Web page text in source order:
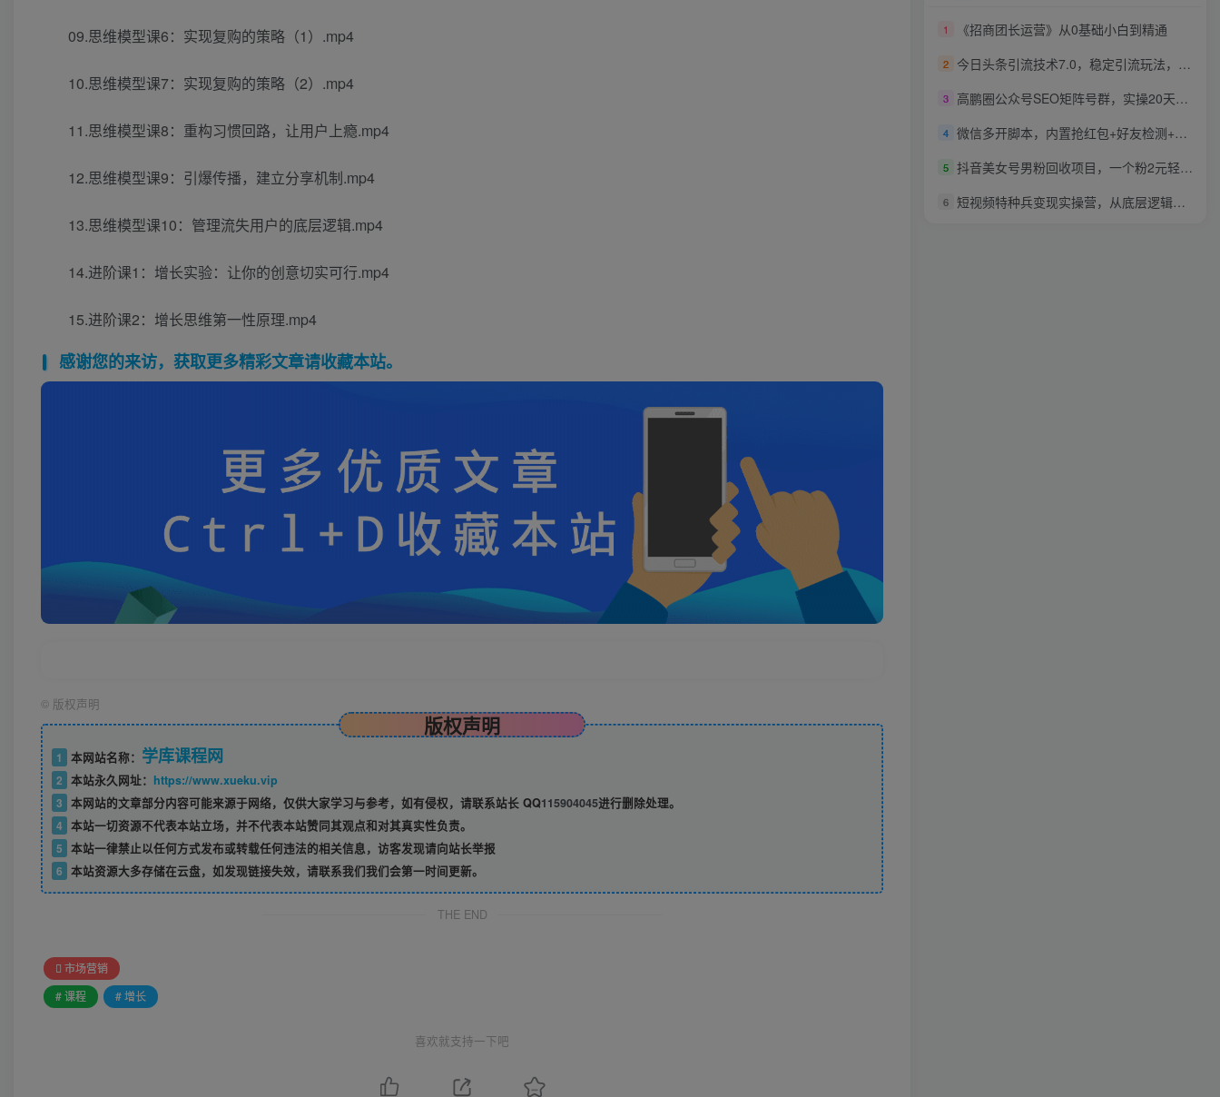
09.思维模型课6：实现复购的策略（1）.mp4
10.思维模型课7：实现复购的策略（2）.mp4
11.思维模型课8：重构习惯回路，让用户上瘾.mp4
12.思维模型课9：引爆传播，建立分享机制.mp4
13.思维模型课10：管理流失用户的底层逻辑.mp4
14.进阶课1：增长实验：让你的创意切实可行.mp4
15.进阶课2：增长思维第一性原理.mp4
感谢您的来访，获取更多精彩文章请收藏本站。
© 版权声明
版权声明
1 本网站名称： 学库课程网
2 本站永久网址： https://www.xueku.vip
3 本网站的文章部分内容可能来源于网络，仅供大家学习与参考，如有侵权，请联系站长 QQ115904045进行删除处理。
4 本站一切资源不代表本站立场，并不代表本站赞同其观点和对其真实性负责。
5 本站一律禁止以任何方式发布或转载任何违法的相关信息，访客发现请向站长举报
6 本站资源大多存储在云盘，如发现链接失效，请联系我们我们会第一时间更新。
THE END
市场营销
# 课程
# 增长
喜欢就支持一下吧
1 《招商团长运营》从0基础小白到精通
2 今日头条引流技术7.0，稳定引流玩法，轻松100W+阅读
3 高鹏圈公众号SEO矩阵号群，实操20天纯收益25000+，普通人都能做
4 微信多开脚本，内置抢红包+好友检测+朋友圈转发等（安卓脚本+视频教程）
5 抖音美女号男粉回收项目，一个粉2元轻松日入300+【回收渠道】
6 短视频特种兵变现实操营，从底层逻辑到实操细节，给你讲透短视频变现（价值2499元）